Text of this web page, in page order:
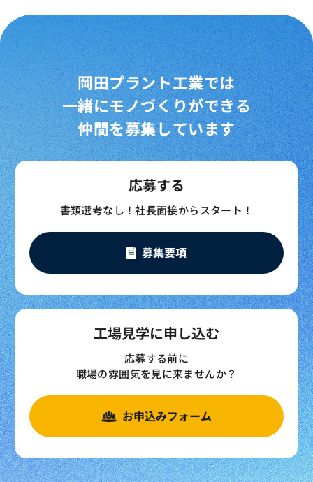
岡田プラント工業では
一緒にモノづくりができる
仲間を募集しています
応募する
書類選考なし！社長面接からスタート！
募集要項
工場見学に申し込む
応募する前に
職場の雰囲気を見に来ませんか？
お申込みフォーム